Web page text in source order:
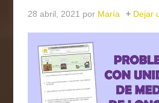
28 abril, 2021 por María Dejar